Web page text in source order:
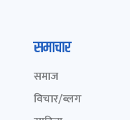
समाचार
समाज
विचार/ब्लग